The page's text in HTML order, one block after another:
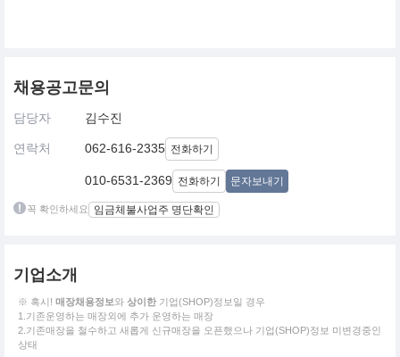
채용공고문의
담당자 김수진
연락처 062-616-2335 전화하기
010-6531-2369 전화하기 문자보내기
꼭 확인하세요 임금체불사업주 명단확인
기업소개
※ 혹시! 매장채용정보와 상이한 기업(SHOP)정보일 경우
1.기존운영하는 매장외에 추가 운영하는 매장
2.기존매장을 철수하고 새롭게 신규매장을 오픈했으나 기업(SHOP)정보 미변경중인
상태